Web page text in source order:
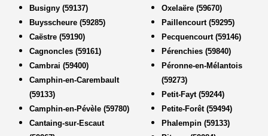
Busigny (59137)
Buysscheure (59285)
Caëstre (59190)
Cagnoncles (59161)
Cambrai (59400)
Camphin-en-Carembault
(59133)
Camphin-en-Pévèle (59780)
Cantaing-sur-Escaut
Oxelaëre (59670)
Paillencourt (59295)
Pecquencourt (59146)
Pérenchies (59840)
Péronne-en-Mélantois
(59273)
Petit-Fayt (59244)
Petite-Forêt (59494)
Phalempin (59133)